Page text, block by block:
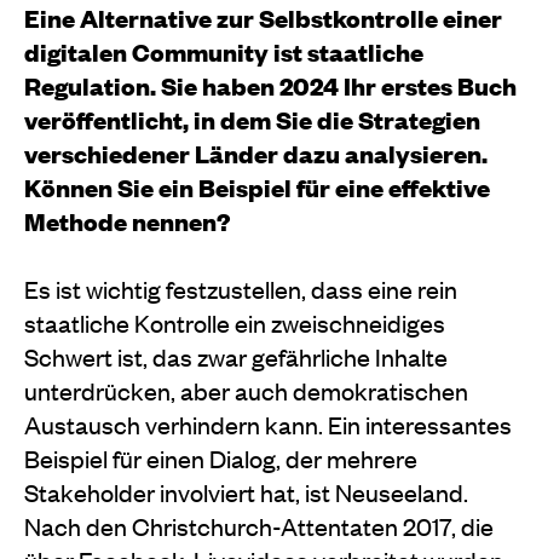
Eine Alternative zur Selbstkontrolle einer
digitalen Community ist staatliche
Regulation. Sie haben 2024 Ihr erstes Buch
veröffentlicht, in dem Sie die Strategien
verschiedener Länder dazu analysieren.
Können Sie ein Beispiel für eine effektive
Methode nennen?
Es ist wichtig festzustellen, dass eine rein
staatliche Kontrolle ein zweischneidiges
Schwert ist, das zwar gefährliche Inhalte
unterdrücken, aber auch demokratischen
Austausch verhindern kann. Ein interessantes
Beispiel für einen Dialog, der mehrere
Stakeholder involviert hat, ist Neuseeland.
Nach den Christchurch-Attentaten 2017, die